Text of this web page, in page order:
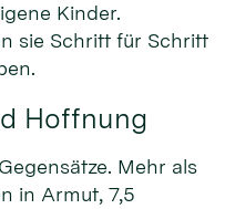
Kinder.
sie Schritt für Schritt
Hoffnung
Mehr als
in Armut, 7,5